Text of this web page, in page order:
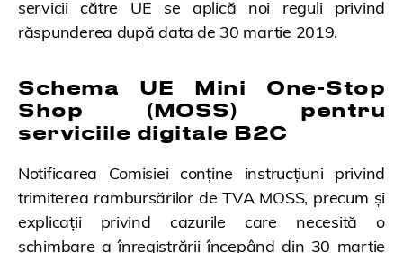
servicii către UE se aplică noi reguli privind
răspunderea după data de 30 martie 2019.
Schema UE Mini One-Stop
Shop (MOSS) pentru
serviciile digitale B2C
Notificarea Comisiei conține instrucțiuni privind
trimiterea rambursărilor de TVA MOSS, precum și
explicații privind cazurile care necesită o
schimbare a înregistrării începând din 30 martie